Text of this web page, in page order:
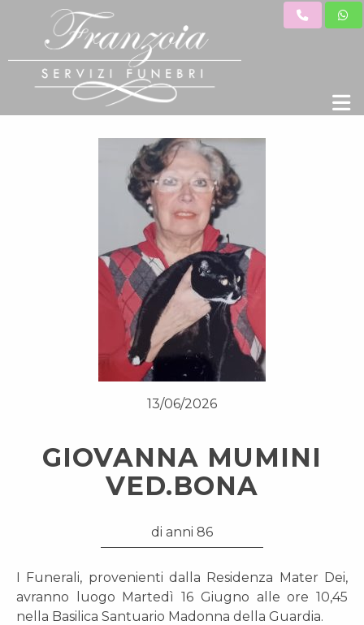
13/06/2026
GIOVANNA MUMINI
VED.BONA
di anni 86
I Funerali, provenienti dalla Residenza Mater Dei,
avranno luogo Martedì 16 Giugno alle ore 10,45
nella Basilica Santuario Madonna della Guardia.